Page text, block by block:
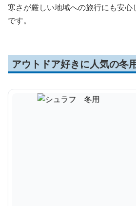
寒さが厳しい地域への旅行にも安心
です。
アウトドア好きに人気の冬